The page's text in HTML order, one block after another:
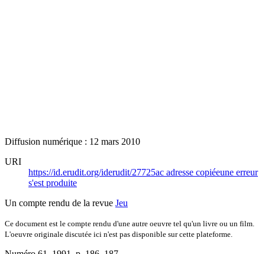
Diffusion numérique : 12 mars 2010
URI
https://id.erudit.org/iderudit/27725ac adresse copiéeune erreur
s'est produite
Un compte rendu de la revue Jeu
Ce document est le compte rendu d'une autre oeuvre tel qu'un livre ou un film.
L'oeuvre originale discutée ici n'est pas disponible sur cette plateforme.